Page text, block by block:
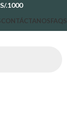
.1000
CONTÁCTANOSFAQS